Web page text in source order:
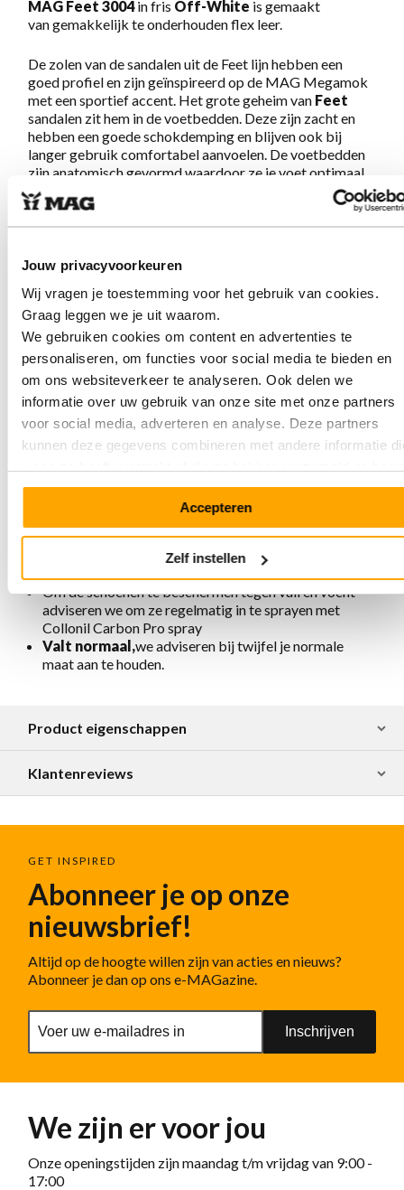
Jouw privacyvoorkeuren
Wij vragen je toestemming voor het gebruik van cookies.
Graag leggen we je uit waarom.
We gebruiken cookies om content en advertenties te
personaliseren, om functies voor social media te bieden en
om ons websiteverkeer te analyseren. Ook delen we
informatie over uw gebruik van onze site met onze partners
voor social media, adverteren en analyse. Deze partners
kunnen deze gegevens combineren met andere informatie
van uw gebruik van hun services.
Accepteren
Zelf instellen
MAG Feet 3004in fris Off-White is gemaakt
van gemakkelijk te onderhouden flex leer.
De zolen van de sandalen uit de Feet lijn hebben een
goed profiel en zijn geïnspireerd op de MAG Megamok
met een sportief accent. Het grote geheim van Feet
sandalen zit hem in de voetbedden. Deze zijn zacht en
hebben een goede schokdemping en blijven ook bij
langer gebruik comfortabel aanvoelen. De voetbedden
zijn anatomisch gevormd waardoor ze je voet optimaal
ondersteunen en je minder snel moe wordt.
Let op: het voetbed is niet uitneembaar.
Schoenen die de MAG belofte:
schoenen met lef en karakter, volledig waarmaken. Een
musthave voor de zomer!
Eigenschappen Feet 3004 Off-White
Gemaakt van sterk en gemakkelijk te onderhouden
flex leer
Anatomisch gevormd voetbed met goede
Voering is chroomvrij, ademend, antistatisch en
Verkrijgbaar in diverse uitvoeringen
Ambachtelijk en verantwoord geproduceerd in
Om de schoenen te beschermen tegen vuil en vocht
adviseren we om ze regelmatig in te sprayen met
Collonil Carbon Pro spray
Valt normaal,we adviseren bij twijfel je normale
maat aan te houden.
Product eigenschappen
Klantenreviews
GET INSPIRED
Abonneer je op onze
nieuwsbrief!
Altijd op de hoogte willen zijn van acties en nieuws?
Abonneer je dan op ons e-MAGazine.
Inschrijven
We zijn er voor jou
Onze openingstijden zijn maandag t/m vrijdag van 9:00 -
17:00